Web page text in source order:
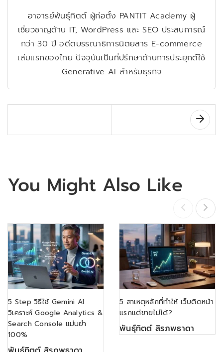
อาจารย์พันธุ์ทิตต์ ผู้ก่อตั้ง PANTIT Academy ผู้
เชี่ยวชาญด้าน IT, WordPress และ SEO ประสบการณ์
กว่า 30 ปี อดีตบรรณาธิการนิตยสาร E-commerce
เล่มแรกของไทย ปัจจุบันเป็นที่ปรึกษาด้านการประยุกต์ใช้
Generative AI สำหรับธุรกิจ
You Might Also Like
5 Step วิธีใช้ Gemini AI
วิเคราะห์ Google Analytics &
Search Console แม่นยำ
100%
5 สาเหตุหลักที่ทำให้ เว็บติดหน้า
แรกแต่ขายไม่ได้?
พันธุ์ทิตต์ สิรภพธาดา